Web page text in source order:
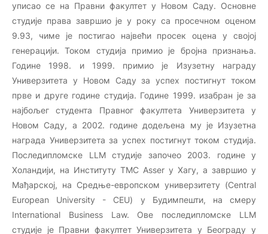
уписао се на Правни факултет у Новом Саду. Основне
студије права завршио је у року са просечном оценом
9.93, чиме је постигао највећи просек оцена у својој
генерацији. Током студија примио је бројна признања.
Године 1998. и 1999. примио je Изузетну награду
Универзитета у Новом Саду за успех постигнут током
прве и друге године студија. Године 1999. изабран је за
најбољег студента Правног факултета Универзитета у
Новом Саду, а 2002. године додељена му је Изузетна
награда Универзитета за успех постигнут током студија.
Последипломске LLM студије започео 2003. године у
Холандији, на Институту TMC Asser у Хагу, а завршио у
Мађарској, на Средње-европском универзитету (Central
European University - CEU) у Будимпешти, на смеру
International
Business Law. Ове последипломске LLM
студије је Правни факултет Универзитета у Београду у